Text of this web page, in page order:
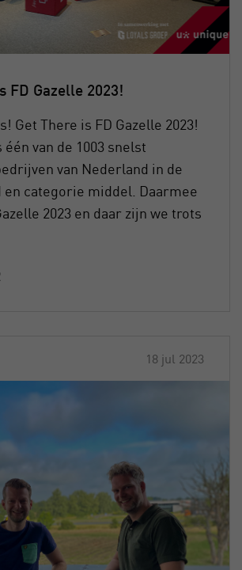
FD Gazelle 2023!
Get There is FD Gazelle 2023!
één van de 1003 snelst
van Nederland in de
en categorie middel. Daarmee
2023 en daar zijn we trots
18 jul 2023